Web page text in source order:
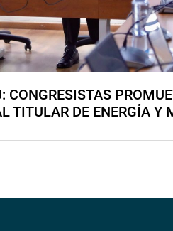
CONGRESISTAS
TITULAR DE ENERGÍA Y